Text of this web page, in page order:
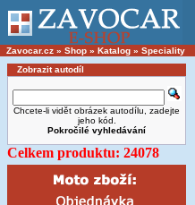
Zavocar.cz » Shop » Katalog » Speciality
Zobrazit autodíl
Chcete-li vidět obrázek autodílu, zadejte
jeho kód.
Pokročilé vyhledávání
Celkem produktu: 24078